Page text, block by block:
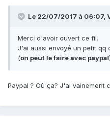
Le 22/07/2017 à 06:07,
Merci d'avoir ouvert ce fil.
J'ai aussi envoyé un petit qq
(on peut le faire avec
Paypal ? Où ça? J'ai vainement